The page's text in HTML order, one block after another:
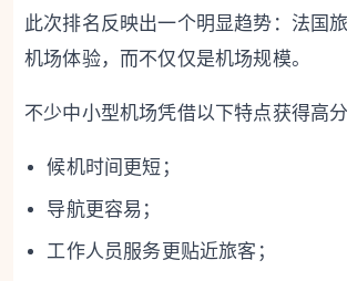
此次排名反映出一个明显趋势：法国
机场体验，而不仅仅是机场规模。
不少中小型机场凭借以下特点获得高分
候机时间更短；
导航更容易；
工作人员服务更贴近旅客；